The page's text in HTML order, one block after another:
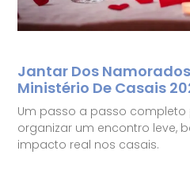
Jantar Dos
Ministério De Casais
Um passo a passo
organizar um encontro leve,
impacto real nos casais.